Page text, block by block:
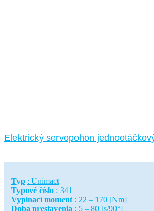
Elektrický servopohon
Typ : Unimact
Typové číslo : 341
Vypínací moment : 22 – 170 [Nm]
Doba prestavenia : 5 – 80 [s/90°]